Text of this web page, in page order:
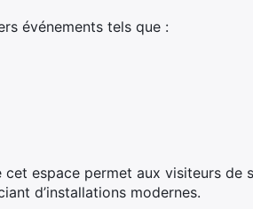
événements tels que :
espace permet aux visiteurs de
d’installations modernes.